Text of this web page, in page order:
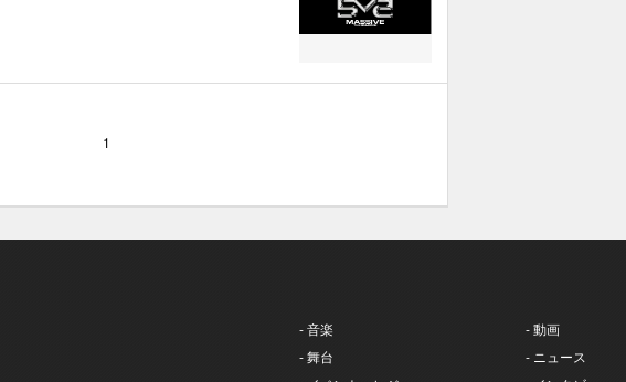
1
- 音楽
- 舞台
- 動画
- ニュース